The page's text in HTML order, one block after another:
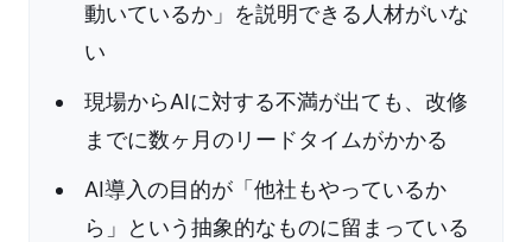
動いているか」を説明できる人材がいな
い
現場からAIに対する不満が出ても、改修
までに数ヶ月のリードタイムがかかる
AI導入の目的が「他社もやっているか
ら」という抽象的なものに留まっている